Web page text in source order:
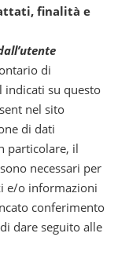
finalità e
di
indicati su questo
nel sito
di dati
particolare, il
necessari per
e/o informazioni
conferimento
dare seguito alle